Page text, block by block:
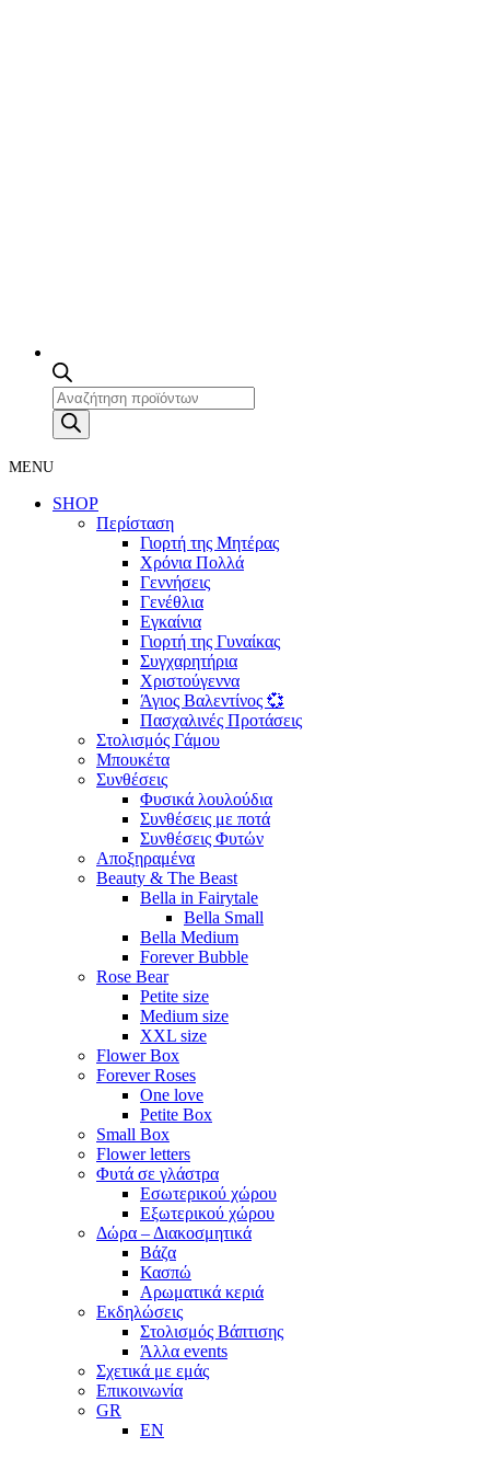
Products
search
MENU
SHOP
Περίσταση
Γιορτή της Μητέρας
Χρόνια Πολλά
Γεννήσεις
Γενέθλια
Εγκαίνια
Γιορτή της Γυναίκας
Συγχαρητήρια
Χριστούγεννα
Άγιος Βαλεντίνος 💞
Πασχαλινές Προτάσεις
Στολισμός Γάμου
Μπουκέτα
Συνθέσεις
Φυσικά λουλούδια
Συνθέσεις με ποτά
Συνθέσεις Φυτών
Αποξηραμένα
Beauty & The Beast
Bella in Fairytale
Bella Small
Bella Medium
Forever Bubble
Rose Bear
Petite size
Medium size
XXL size
Flower Box
Forever Roses
One love
Petite Box
Small Box
Flower letters
Φυτά σε γλάστρα
Εσωτερικού χώρου
Εξωτερικού χώρου
Δώρα – Διακοσμητικά
Βάζα
Κασπώ
Αρωματικά κεριά
Εκδηλώσεις
Στολισμός Βάπτισης
Άλλα events
Σχετικά με εμάς
Επικοινωνία
GR
EN